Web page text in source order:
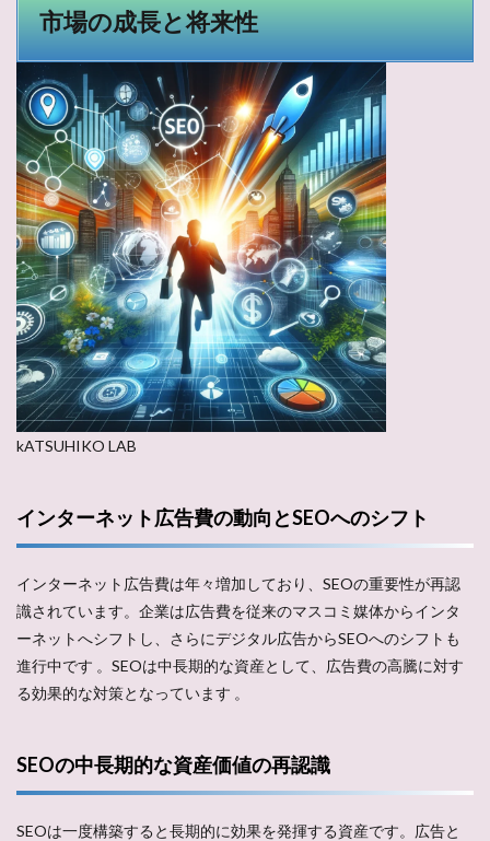
市場の成長と将来性
kATSUHIKO LAB
インターネット広告費の動向とSEOへのシフト
インターネット広告費は年々増加しており、SEOの重要性が再認
識されています。企業は広告費を従来のマスコミ媒体からインタ
ーネットへシフトし、さらにデジタル広告からSEOへのシフトも
進行中です​ ​。SEOは中長期的な資産として、広告費の高騰に対す
る効果的な対策となっています​ ​。
SEOの中長期的な資産価値の再認識
SEOは一度構築すると長期的に効果を発揮する資産です。広告と